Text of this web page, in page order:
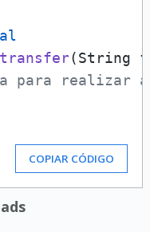
transfer(String
para realizar a
COPIAR CÓDIGO